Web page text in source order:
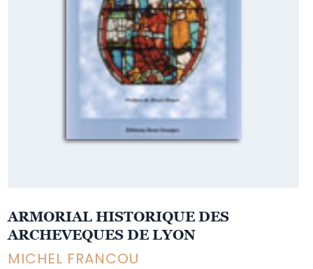
ARMORIAL HISTORIQUE DES
ARCHEVEQUES DE LYON
MICHEL FRANCOU